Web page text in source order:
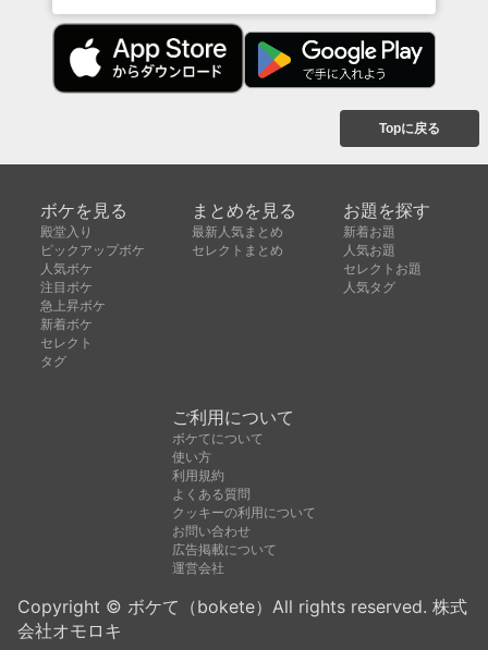
Topに戻る
ボケを見る
殿堂入り
ピックアップボケ
人気ボケ
注目ボケ
急上昇ボケ
新着ボケ
セレクト
タグ
まとめを見る
最新人気まとめ
セレクトまとめ
お題を探す
新着お題
人気お題
セレクトお題
人気タグ
ご利用について
ボケてについて
使い方
利用規約
よくある質問
クッキーの利用について
お問い合わせ
広告掲載について
運営会社
Copyright © ボケて（bokete）All rights reserved. 株式
会社オモロキ